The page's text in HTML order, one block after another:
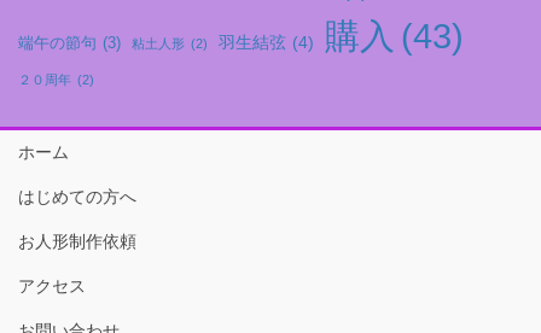
端午の節句 (3) 粘土人形 (2) 羽生結弦 (4) 購入 (43)
２０周年 (2)
ホーム
はじめての方へ
お人形制作依頼
アクセス